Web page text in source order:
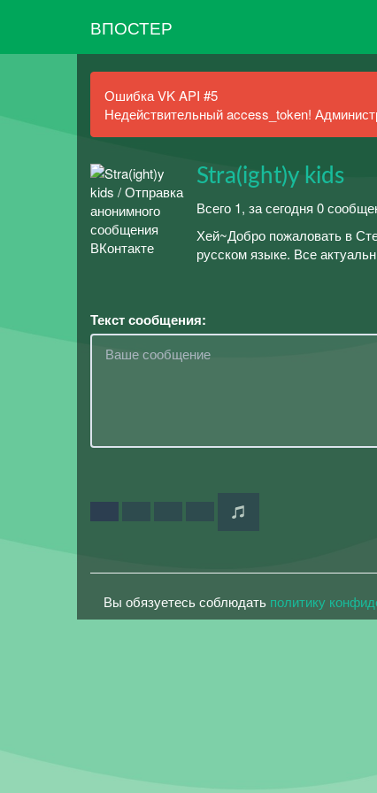
ВПОСТЕР
Ошибка VK API #5
Недействительный access_token!
Stra(ight)y kids
Всего 1, за сегодня 0
Хей~Добро пожаловать в
русском языке. Все
Текст сообщения:
Вы обязуетесь соблюдать политику